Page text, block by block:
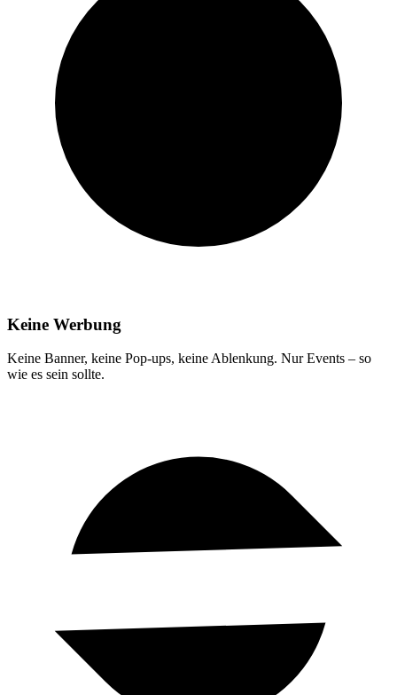
Keine Werbung
Keine Banner, keine Pop-ups, keine Ablenkung. Nur Events – so
wie es sein sollte.